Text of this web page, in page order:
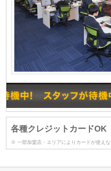
各種クレジットカードOK
※ 一部加盟店・エリアによりカードが使え